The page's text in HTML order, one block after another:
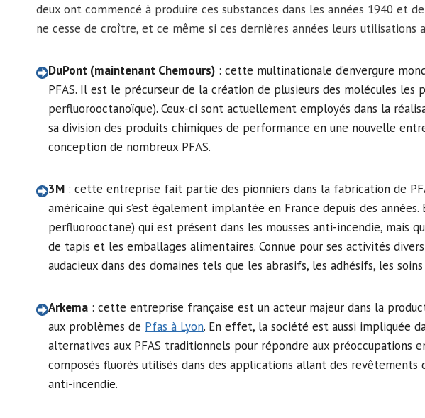
deux ont commencé à produire ces substances dans les années 1940 et
ne cesse de croître, et ce même si ces dernières années leurs utilisations
DuPont (maintenant Chemours) : cette multinationale d’envergure
PFAS. Il est le précurseur de la création de plusieurs des molécules les
perfluorooctanoïque). Ceux-ci sont actuellement employés dans la
sa division des produits chimiques de performance en une nouvelle
conception de nombreux PFAS.
3M : cette entreprise fait partie des pionniers dans la fabrication de
américaine qui s’est également implantée en France depuis des
perfluorooctane) qui est présent dans les mousses anti-incendie, mais
de tapis et les emballages alimentaires. Connue pour ses activités
audacieux dans des domaines tels que les abrasifs, les adhésifs, les
Arkema : cette entreprise française est un acteur majeur dans la
aux problèmes de Pfas à Lyon. En effet, la société est aussi impliquée
alternatives aux PFAS traditionnels pour répondre aux préoccupations
composés fluorés utilisés dans des applications allant des revêtements
anti-incendie.